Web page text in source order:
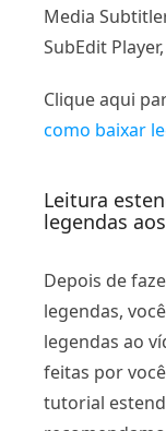
Media
SubEdit
Clique aqui
como baixar
Leitura
legendas
Depois de
legendas,
legendas ao
feitas por
tutorial